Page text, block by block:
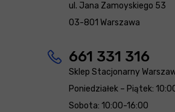
ul. Jana Zamoyskiego 53
03-801 Warszawa
661 331 316
Sklep Stacjonarny
Poniedziałek – Piątek:
Sobota: 10:00-16:00